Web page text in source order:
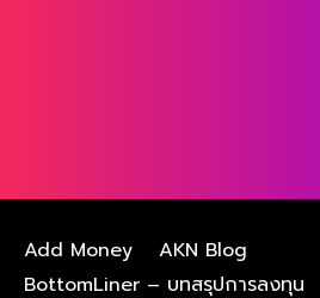
Add Money
AKN Blog
BottomLiner – บทสรุปการลงทุน